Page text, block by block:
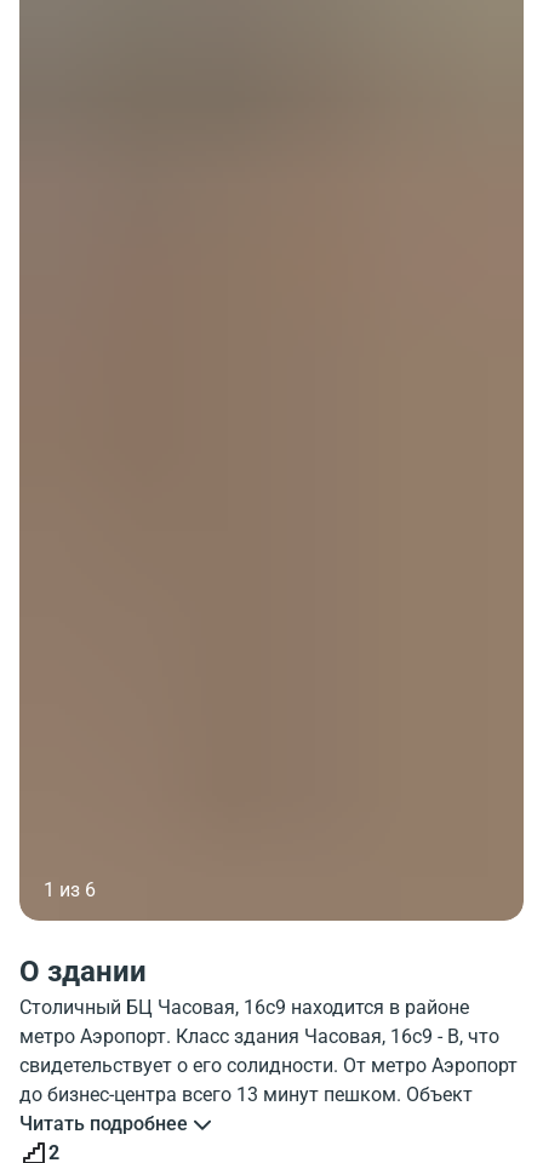
1 из 6
О здании
Столичный БЦ Часовая, 16с9 находится в районе
метро Аэропорт. Класс здания Часовая, 16с9 - B, что
свидетельствует о его солидности. От метро Аэропорт
до бизнес-центра всего 13 минут пешком. Объект
Часовая, 16с9 , этажей 2, парковка. На фото показан
внешний облик здания. Окружение бизнес-центра
Читать подробнее
2